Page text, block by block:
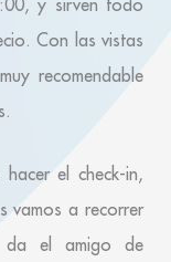
Con las vistas
recomendable
el check-in,
vamos a recorrer
da el amigo de